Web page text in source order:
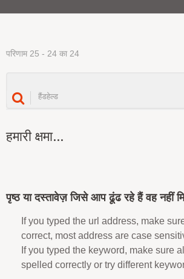
परिणाम 25 - 24 का 24
हमारी क्षमा...
पृष्ठ या दस्तावेज़ जिसे आप ढूंढ रहे हैं वह नहीं
If you typed the url address, make
correct, most address are case
If you typed the keyword, make sure
spelled correctly or try different